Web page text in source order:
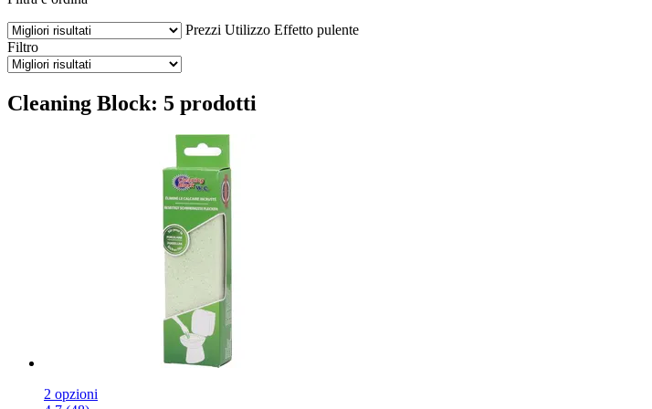
Prezzi Utilizzo Effetto pulente
Filtro
Cleaning Block: 5 prodotti
2 opzioni